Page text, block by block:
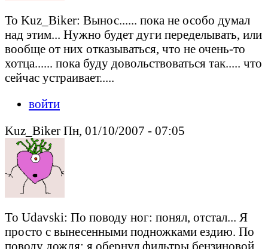
То Kuz_Biker: Вынос...... пока не особо думал
над этим... Нужно будет дуги переделывать, или
вообще от них отказываться, что не очень-то
хотца...... пока буду довольствоваться так..... что
сейчас устраивает.....
войти
Kuz_Biker Пн, 01/10/2007 - 07:05
To Udavski: По поводу ног: понял, отстал... Я
просто с вынесенными подножками ездию. По
поводу дождя: я обернул фильтры бензиновой